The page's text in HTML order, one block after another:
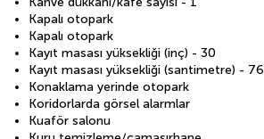
Kapalı otopark
Kapalı otopark
Kayıt masası yüksekliği (inç) - 30
Kayıt masası yüksekliği (santimetre) - 76
Konaklama yerinde otopark
Koridorlarda görsel alarmlar
Kuaför salonu